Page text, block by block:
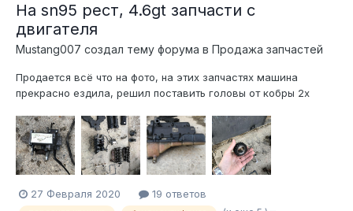
На sn95 рест, 4.6gt запчасти с
двигателя
Mustang007 создал тему форума в Продажа запчастей
Продается всё что на фото, на этих запчастях машина
прекрасно ездила, решил поставить головы от кобры 2х
область, если кому надо, отправлю транспортной
27 Февраля 2020 19 ответов